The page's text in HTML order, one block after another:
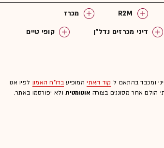
R2M
מכרז
דיני מכרזים נדל"ן
קופי טיים
ומכבד בהתאם ל קוד האתיהמופיעבדו"ח האמון לפיו אנו
הולם אחר מסוננים בצורה אוטומטיתולא יפורסמו באתר.